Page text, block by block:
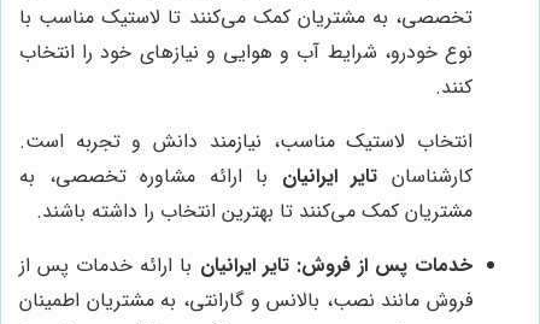
تخصصی، به مشتریان کمک می‌کنند تا لاستیک مناسب با
نوع خودرو، شرایط آب و هوایی و نیازهای خود را انتخاب
کنند.
انتخاب لاستیک مناسب، نیازمند دانش و تجربه است.
کارشناسان تایر ایرانیان با ارائه مشاوره تخصصی، به
مشتریان کمک می‌کنند تا بهترین انتخاب را داشته باشند.
خدمات پس از فروش: تایر ایرانیان با ارائه خدمات پس از
فروش مانند نصب، بالانس و گارانتی، به مشتریان اطمینان